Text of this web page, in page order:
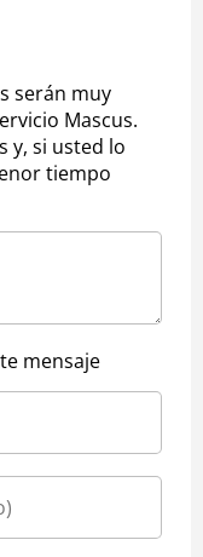
serán muy
Mascus.
y, si usted lo
tiempo
mensaje